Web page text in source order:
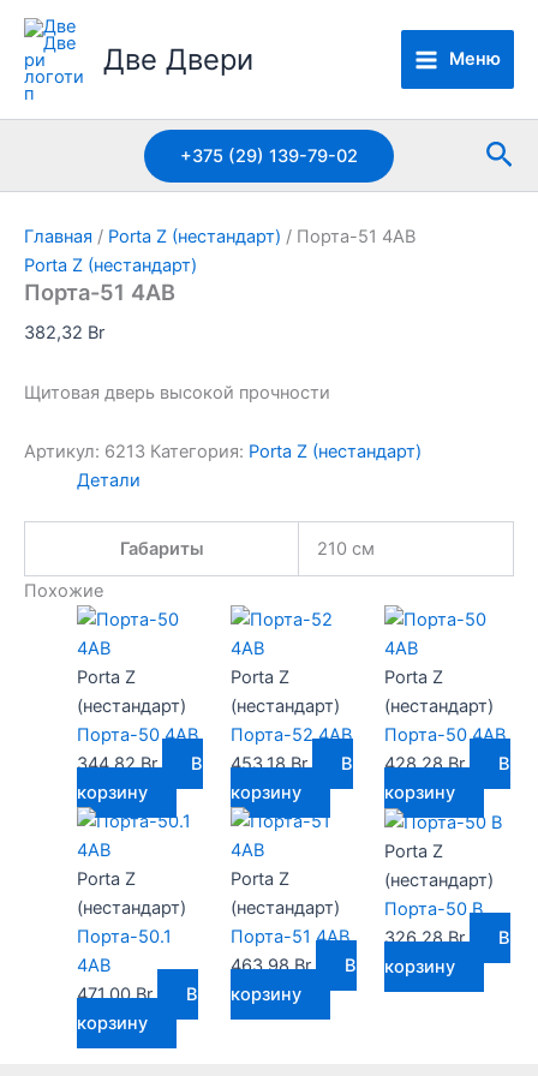
Перейти
содержимомуДве Двери Меню
+375 (29) 139-79-02
Главная / Porta Z (нестандарт) / Порта-51 4AB
Porta Z (нестандарт)
Порта-51 4AB
382,32 Br
Щитовая дверь высокой прочности
Артикул: 6213 Категория: Porta Z (нестандарт)
Детали
Габариты
210 см
Похожие
Porta Z
(нестандарт)
Порта-50 4AB
344,82Br
В
корзину
Porta Z
(нестандарт)
Порта-52 4AB
453,18Br
В
корзину
Porta Z
(нестандарт)
Порта-50 4AB
428,28Br
В
корзину
Porta Z
(нестандарт)
Порта-50.1
4AB
471,00Br
В
корзину
Porta Z
(нестандарт)
Порта-51 4AB
463,98Br
В
корзину
Porta Z
(нестандарт)
Порта-50 B
326,28Br
В
корзину